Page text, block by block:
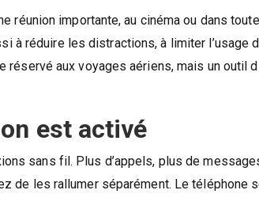
réunion importante, au cinéma ou dans
à réduire les distractions, à limiter l’usage
réservé aux voyages aériens, mais un outil
est activé
sans fil. Plus d’appels, plus de
de les rallumer séparément. Le téléphone